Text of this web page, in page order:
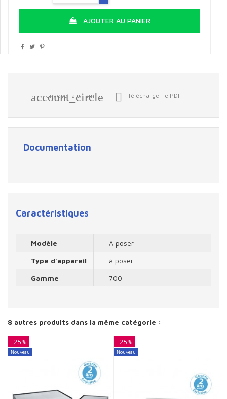
AJOUTER AU PANIER
account_circle
Envoyer à un ami  Télécharger le PDF
Documentation
Caractéristiques
Modèle
A poser
Type d'appareil
à poser
Gamme
700
8 autres produits dans la même catégorie :
-25%
Nouveau
-25%
Nouveau